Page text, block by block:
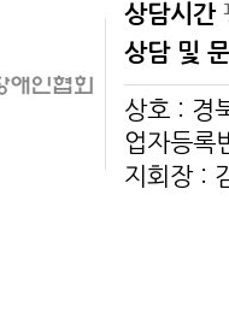
상담시간
상담 및
상호 : 경
업자등
지회장 :